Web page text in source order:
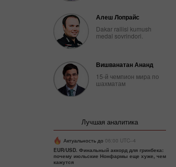
Алеш Лопрайс
Dakar rallisi kumush
medal sovrindori.
Вишванатан Ананд
15-й чемпион мира по
шахматам
Лучшая аналитика
Актуальность до 06:00 UTC--4
EUR/USD. Финальный аккорд для гринбека:
почему июльские Нонфармы еще хуже, чем
кажутся